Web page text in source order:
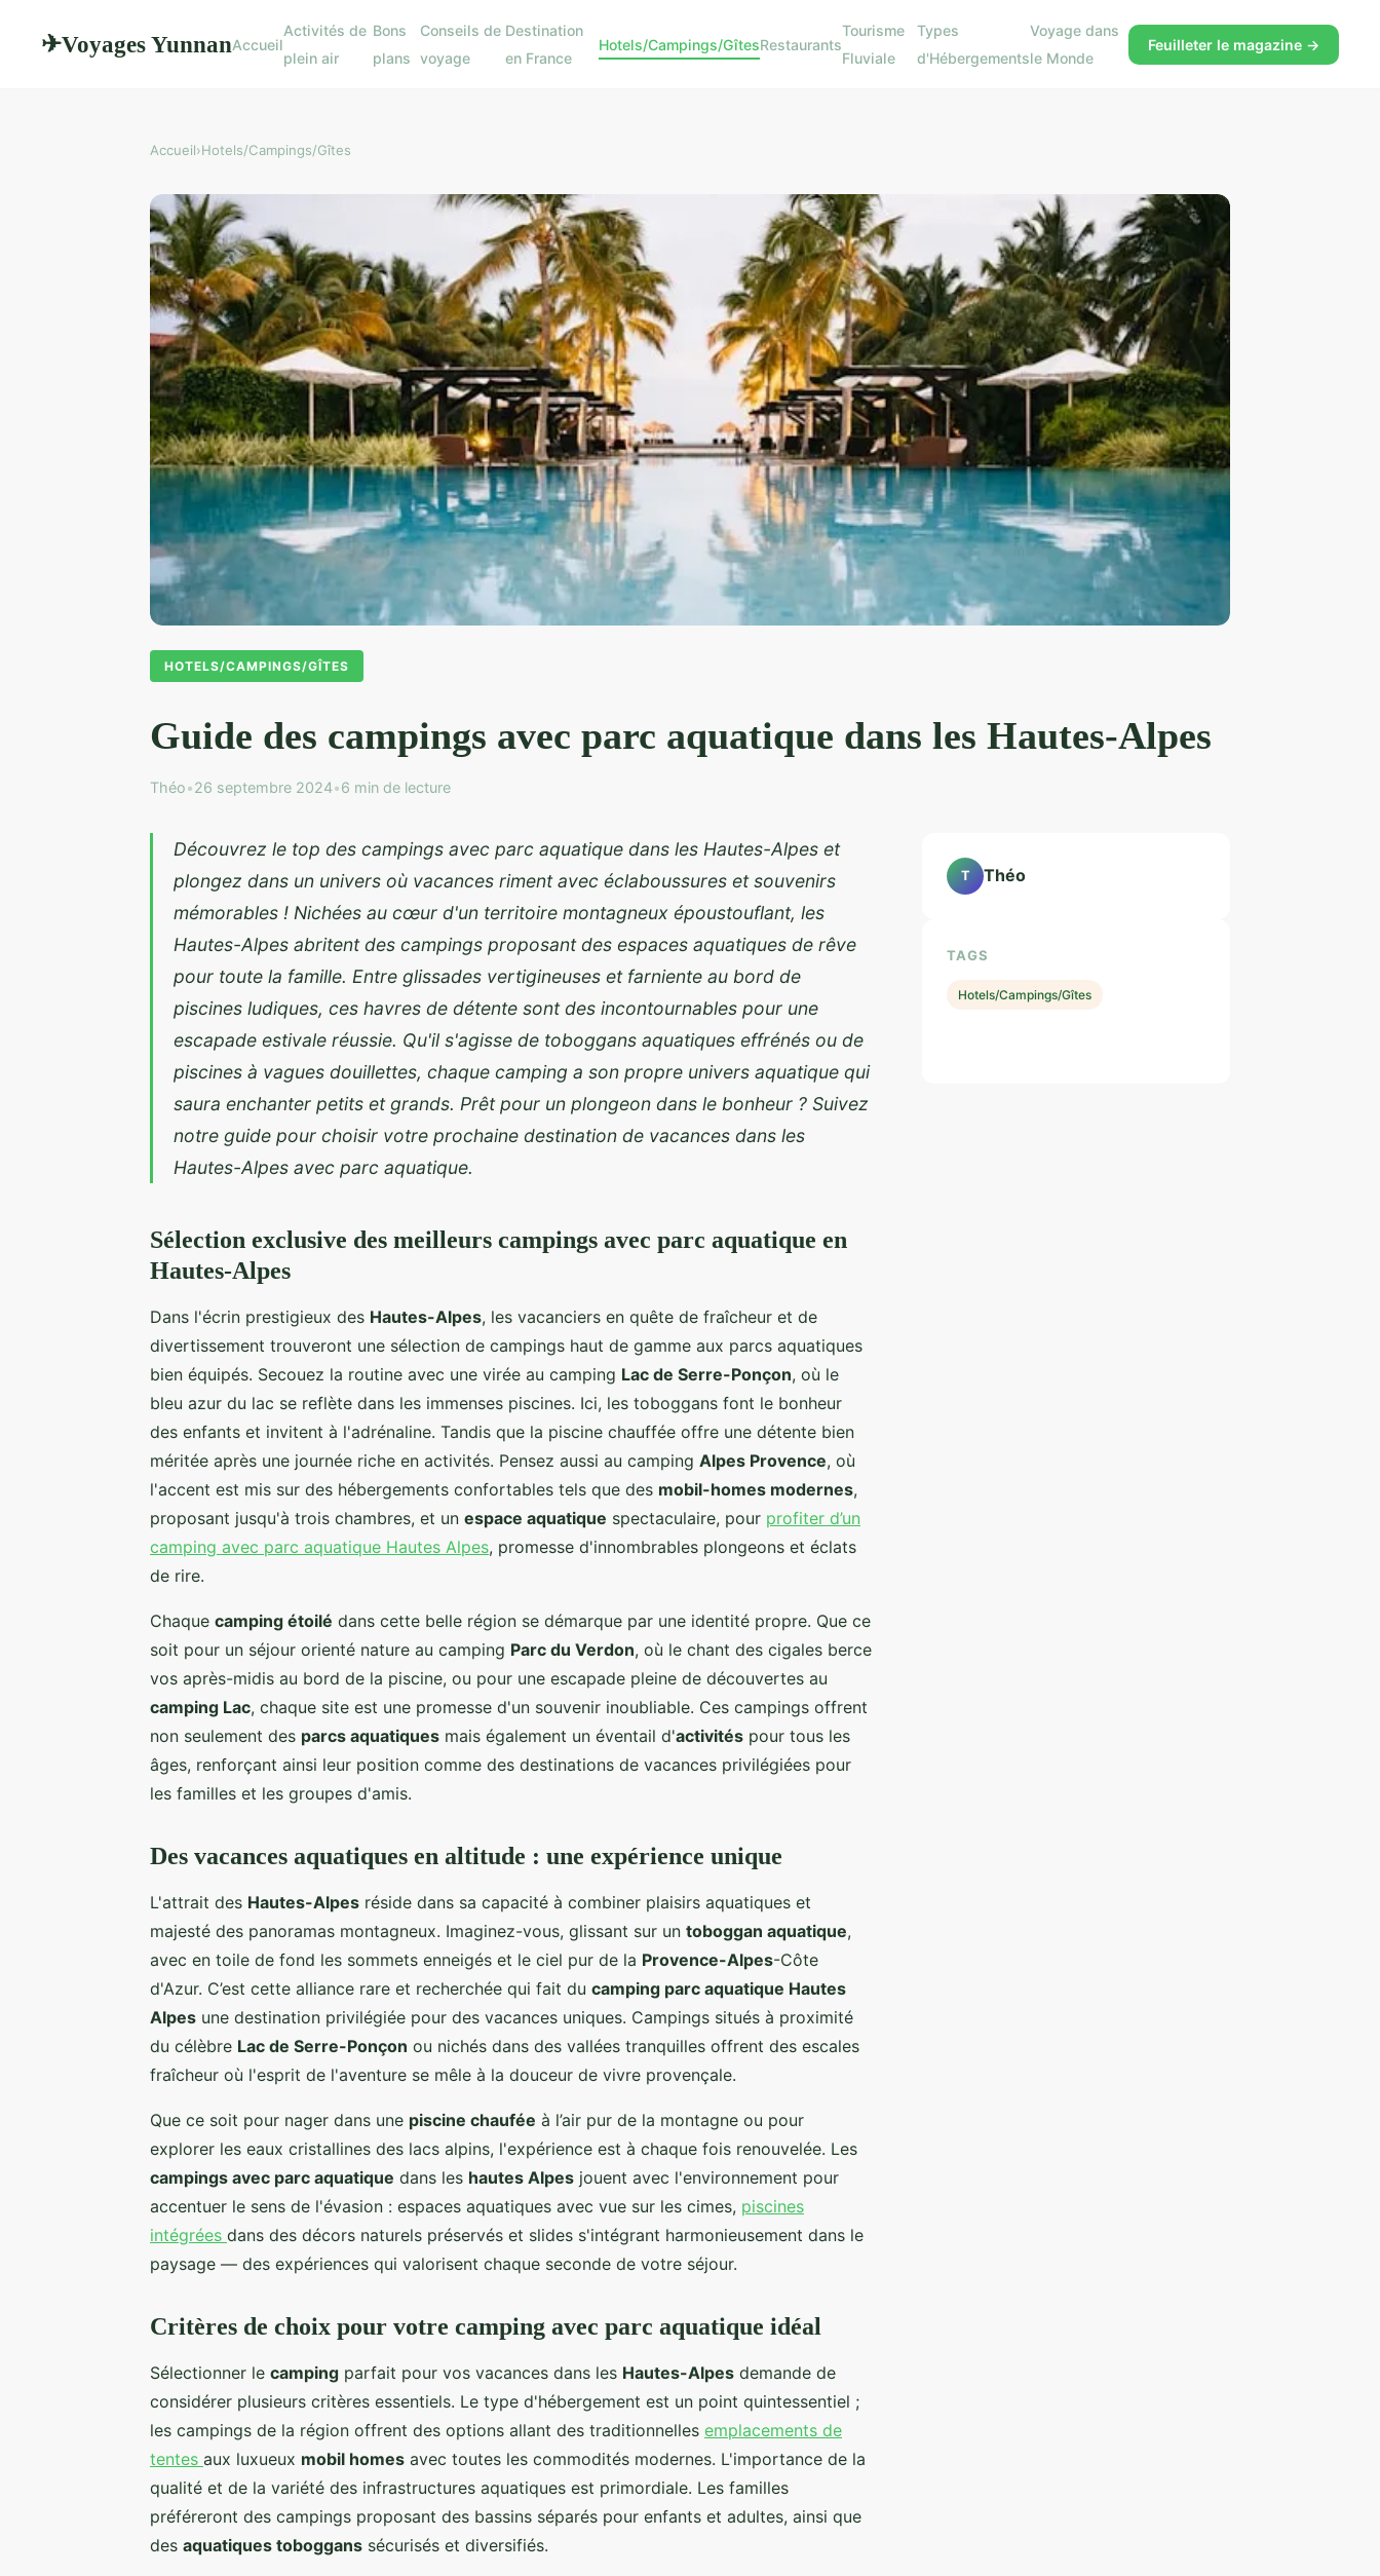
✈Voyages YunnanAccueil
Activités de
plein air
Bons
plans
Conseils de
voyage
Destination
en France
Hotels/Campings/GîtesRestaurants
Tourisme
Fluviale
Types
d'Hébergements
Voyage dans
le Monde
Feuilleter le magazine →
Accueil›Hotels/Campings/Gîtes
HOTELS/CAMPINGS/GÎTES
Guide des campings avec parc aquatique dans les Hautes-Alpes
Théo•26 septembre 2024•6 min de lecture
Découvrez le top des campings avec parc aquatique dans les Hautes-Alpes et
plongez dans un univers où vacances riment avec éclaboussures et souvenirs
mémorables ! Nichées au cœur d'un territoire montagneux époustouflant, les
Hautes-Alpes abritent des campings proposant des espaces aquatiques de rêve
pour toute la famille. Entre glissades vertigineuses et farniente au bord de
piscines ludiques, ces havres de détente sont des incontournables pour une
escapade estivale réussie. Qu'il s'agisse de toboggans aquatiques effrénés ou de
piscines à vagues douillettes, chaque camping a son propre univers aquatique qui
saura enchanter petits et grands. Prêt pour un plongeon dans le bonheur ? Suivez
notre guide pour choisir votre prochaine destination de vacances dans les
Hautes-Alpes avec parc aquatique.
Sélection exclusive des meilleurs campings avec parc aquatique en
Hautes-Alpes
Dans l'écrin prestigieux des Hautes-Alpes, les vacanciers en quête de fraîcheur et de
divertissement trouveront une sélection de campings haut de gamme aux parcs aquatiques
bien équipés. Secouez la routine avec une virée au camping Lac de Serre-Ponçon, où le
bleu azur du lac se reflète dans les immenses piscines. Ici, les toboggans font le bonheur
des enfants et invitent à l'adrénaline. Tandis que la piscine chauffée offre une détente bien
méritée après une journée riche en activités. Pensez aussi au camping Alpes Provence, où
l'accent est mis sur des hébergements confortables tels que des mobil-homes modernes,
proposant jusqu'à trois chambres, et un espace aquatique spectaculaire, pour profiter d’un
camping avec parc aquatique Hautes Alpes, promesse d'innombrables plongeons et éclats
de rire.
Chaque camping étoilé dans cette belle région se démarque par une identité propre. Que ce
soit pour un séjour orienté nature au camping Parc du Verdon, où le chant des cigales berce
vos après-midis au bord de la piscine, ou pour une escapade pleine de découvertes au
camping Lac, chaque site est une promesse d'un souvenir inoubliable. Ces campings offrent
non seulement des parcs aquatiques mais également un éventail d'activités pour tous les
âges, renforçant ainsi leur position comme des destinations de vacances privilégiées pour
les familles et les groupes d'amis.
Des vacances aquatiques en altitude : une expérience unique
L'attrait des Hautes-Alpes réside dans sa capacité à combiner plaisirs aquatiques et
majesté des panoramas montagneux. Imaginez-vous, glissant sur un toboggan aquatique,
avec en toile de fond les sommets enneigés et le ciel pur de la Provence-Alpes-Côte
d'Azur. C’est cette alliance rare et recherchée qui fait du camping parc aquatique Hautes
Alpes une destination privilégiée pour des vacances uniques. Campings situés à proximité
du célèbre Lac de Serre-Ponçon ou nichés dans des vallées tranquilles offrent des escales
fraîcheur où l'esprit de l'aventure se mêle à la douceur de vivre provençale.
Que ce soit pour nager dans une piscine chaufée à l’air pur de la montagne ou pour
explorer les eaux cristallines des lacs alpins, l'expérience est à chaque fois renouvelée. Les
campings avec parc aquatique dans les hautes Alpes jouent avec l'environnement pour
accentuer le sens de l'évasion : espaces aquatiques avec vue sur les cimes, piscines
intégrées dans des décors naturels préservés et slides s'intégrant harmonieusement dans le
paysage — des expériences qui valorisent chaque seconde de votre séjour.
Critères de choix pour votre camping avec parc aquatique idéal
Sélectionner le camping parfait pour vos vacances dans les Hautes-Alpes demande de
considérer plusieurs critères essentiels. Le type d'hébergement est un point quintessentiel ;
les campings de la région offrent des options allant des traditionnelles emplacements de
tentes aux luxueux mobil homes avec toutes les commodités modernes. L'importance de la
qualité et de la variété des infrastructures aquatiques est primordiale. Les familles
préféreront des campings proposant des bassins séparés pour enfants et adultes, ainsi que
des aquatiques toboggans sécurisés et diversifiés.
T Théo
TAGS
Hotels/Campings/Gîtes